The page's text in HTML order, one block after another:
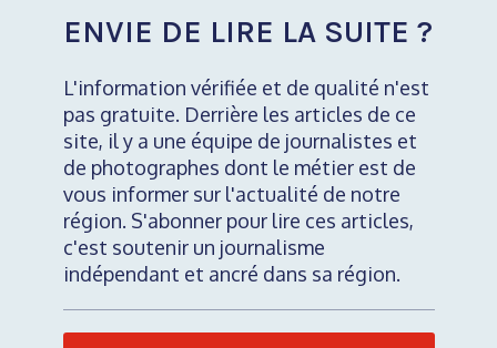
ENVIE DE LIRE LA SUITE ?
L'information vérifiée et de qualité n'est
pas gratuite. Derrière les articles de ce
site, il y a une équipe de journalistes et
de photographes dont le métier est de
vous informer sur l'actualité de notre
région. S'abonner pour lire ces articles,
c'est soutenir un journalisme
indépendant et ancré dans sa région.